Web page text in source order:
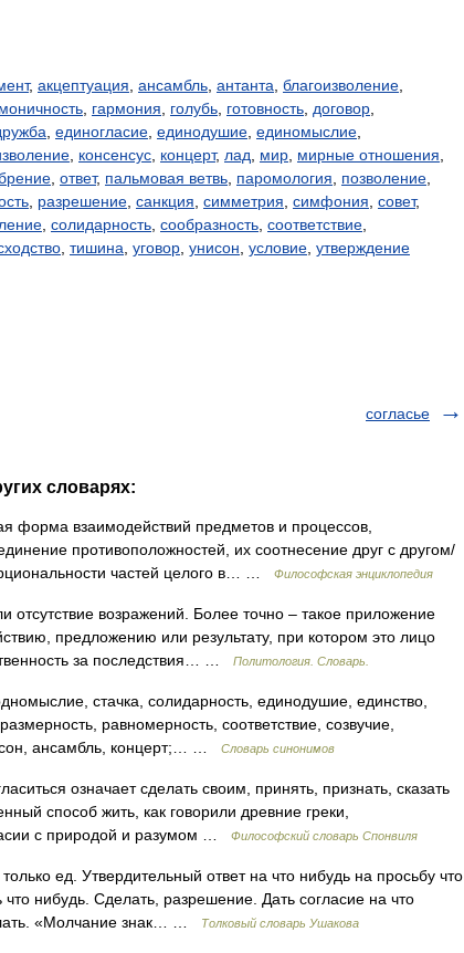
, акцептуация ансамбль антанта благоизволение
гармония голубь готовность договор
единогласие единодушие единомыслие
консенсус концерт, лад мир мирные отношения
ответ, пальмовая ветвь паромология позволение
разрешение санкция симметрия симфония совет,
солидарность сообразность соответствие
тишина уговор унисон условие утверждение
согласье
словарях:
взаимодействий предметов и процессов,
противоположностей, их соотнесение друг с другом/
частей целого в… …
Философская энциклопедия
отсутствие возражений. Более точно – такое приложение
предложению или результату, при котором это лицо
за последствия… …
Политология. Словарь.
стачка, солидарность, единодушие, единство,
равномерность, соответствие, созвучие,
ансамбль, концерт;… …
Словарь синонимов
означает сделать своим, принять, признать, сказать
способ жить, как говорили древние греки,
с природой и разумом …
Философский словарь Спонвиля
ед. Утвердительный ответ на что нибудь на просьбу что
нибудь. Сделать, разрешение. Дать согласие на что
«Молчание знак… …
Толковый словарь Ушакова